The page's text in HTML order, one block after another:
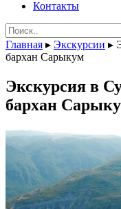
Контакты
Поиск:
Главная ▸ Экскурсии ▸
бархан Сарыкум
Экскурсия в
бархан